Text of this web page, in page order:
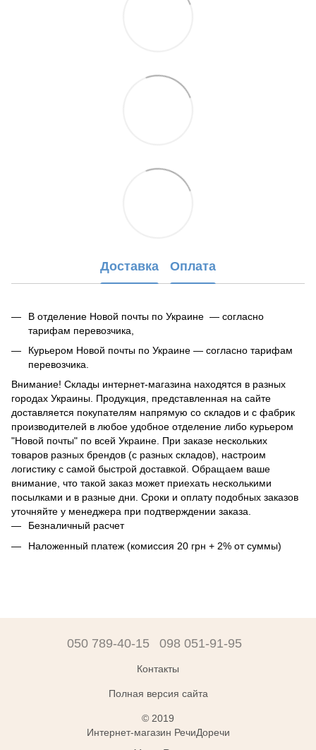
Доставка Оплата
В отделение Новой почты по Украине — согласно
тарифам перевозчика,
Курьером Новой почты по Украине — согласно тарифам
перевозчика.
Внимание! Склады интернет-магазина находятся в разных
городах Украины. Продукция, представленная на сайте
доставляется покупателям напрямую со складов и с фабрик
производителей в любое удобное отделение либо курьером
"Новой почты" по всей Украине. При заказе нескольких
товаров разных брендов (с разных складов), настроим
логистику с самой быстрой доставкой. Обращаем ваше
внимание, что такой заказ может приехать несколькими
посылками и в разные дни. Сроки и оплату подобных заказов
уточняйте у менеджера при подтверждении заказа.
Безналичный расчет
Наложенный платеж (комиссия 20 грн + 2% от суммы)
050 789-40-15 098 051-91-95
Контакты
Полная версия сайта
© 2019
Интернет-магазин РечиДоречи